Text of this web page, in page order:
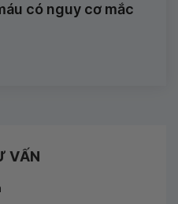
có nguy cơ mắc
VẤN